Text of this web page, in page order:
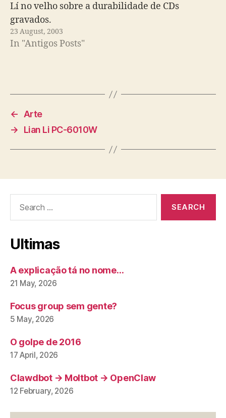
Lí no velho sobre a durabilidade de CDs
gravados.
23 August, 2003
In "Antigos Posts"
←
Arte
→
Lian Li PC-6010W
Ultimas
A explicação tá no nome…
21 May, 2026
Focus group sem gente?
5 May, 2026
O golpe de 2016
17 April, 2026
Clawdbot → Moltbot → OpenClaw
12 February, 2026